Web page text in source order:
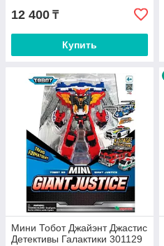
12 400 ₸
Купить
Мини Тобот Джайэнт Джастис
Детективы Галактики 301129